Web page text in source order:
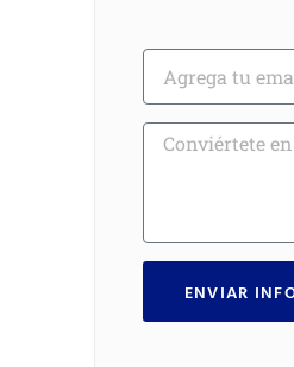
ENVIAR